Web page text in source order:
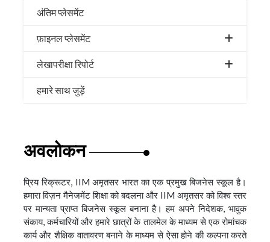
अंतिम प्लेसमेंट
फ़ाइनल प्लेसमेंट
लेखापरीक्षा रिपोर्ट
हमारे साथ जुड़ें
अवलोकन
प्रिय रिक्रूटर, IIM अमृतसर भारत का एक प्रमुख बिजनेस स्कूल है।
हमारा विज़न मैनेजमेंट शिक्षा को बदलना और IIM अमृतसर को विश्व स्तर
पर मान्यता प्राप्त बिजनेस स्कूल बनाना है। हम अपने निदेशक, भावुक
संकाय, कर्मचारियों और हमारे छात्रों के तालमेल के माध्यम से एक रोमांचक
कार्य और शैक्षिक वातावरण बनाने के माध्यम से ऐसा होने की कल्पना करते